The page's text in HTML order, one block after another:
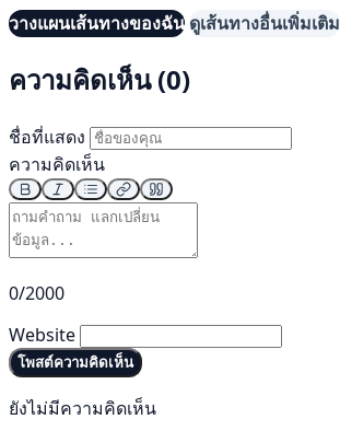
วางแผนเส้นทางของฉัน ดูเส้นทางอื่นเพิ่มเติม
ความคิดเห็น (0)
ชื่อที่แสดง
ความคิดเห็น
0/2000
Website
โพสต์ความคิดเห็น
ยังไม่มีความคิดเห็น